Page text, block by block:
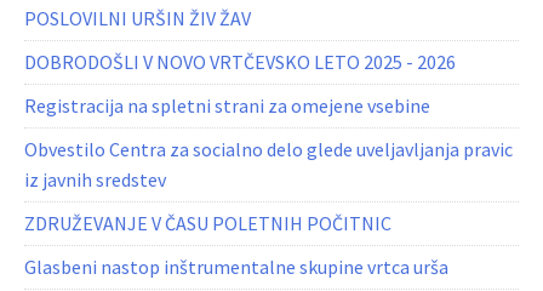
POSLOVILNI URŠIN ŽIV ŽAV
DOBRODOŠLI V NOVO VRTČEVSKO LETO 2025 - 2026
Registracija na spletni strani za omejene vsebine
Obvestilo Centra za socialno delo glede uveljavljanja pravic
iz javnih sredstev
ZDRUŽEVANJE V ČASU POLETNIH POČITNIC
Glasbeni nastop inštrumentalne skupine vrtca urša